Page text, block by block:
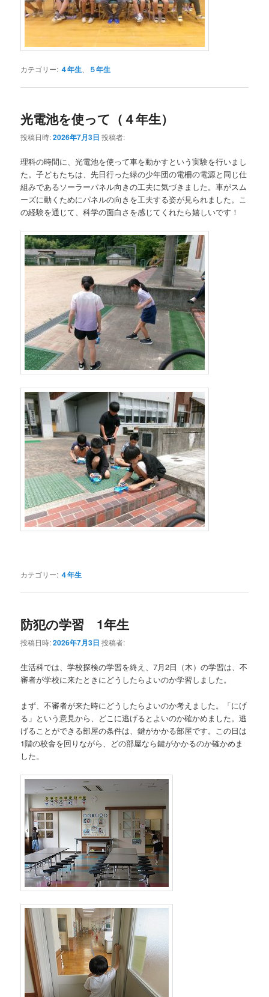
カテゴリー: ４年生 ５年生
光電池を使って（４年生）
投稿日時:2026年7月3日 投稿者:
理科の時間に、光電池を使って車を動かすという実験を行いまし
た。子どもたちは、先日行った緑の少年団の電柵の電源と同じ仕
組みであるソーラーパネル向きの工夫に気づきました。車がスム
ーズに動くためにパネルの向きを工夫する姿が見られました。こ
の経験を通じて、科学の面白さを感じてくれたら嬉しいです！
カテゴリー: ４年生
防犯の学習 1年生
投稿日時:2026年7月3日 投稿者:
生活科では、学校探検の学習を終え、7月2日（木）の学習は、不
審者が学校に来たときにどうしたらよいのか学習しました。
まず、不審者が来た時にどうしたらよいのか考えました。「にげ
る」という意見から、どこに逃げるとよいのか確かめました。逃
げることができる部屋の条件は、鍵がかかる部屋です。この日は
1階の校舎を回りながら、どの部屋なら鍵がかかるのか確かめま
した。